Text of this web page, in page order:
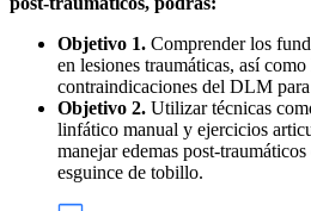
Objetivo 1. Comprender los
en lesiones traumáticas, así
contraindicaciones del DLM
Objetivo 2. Utilizar técnicas
linfático manual y ejercicios
manejar edemas post-
esguince de tobillo.